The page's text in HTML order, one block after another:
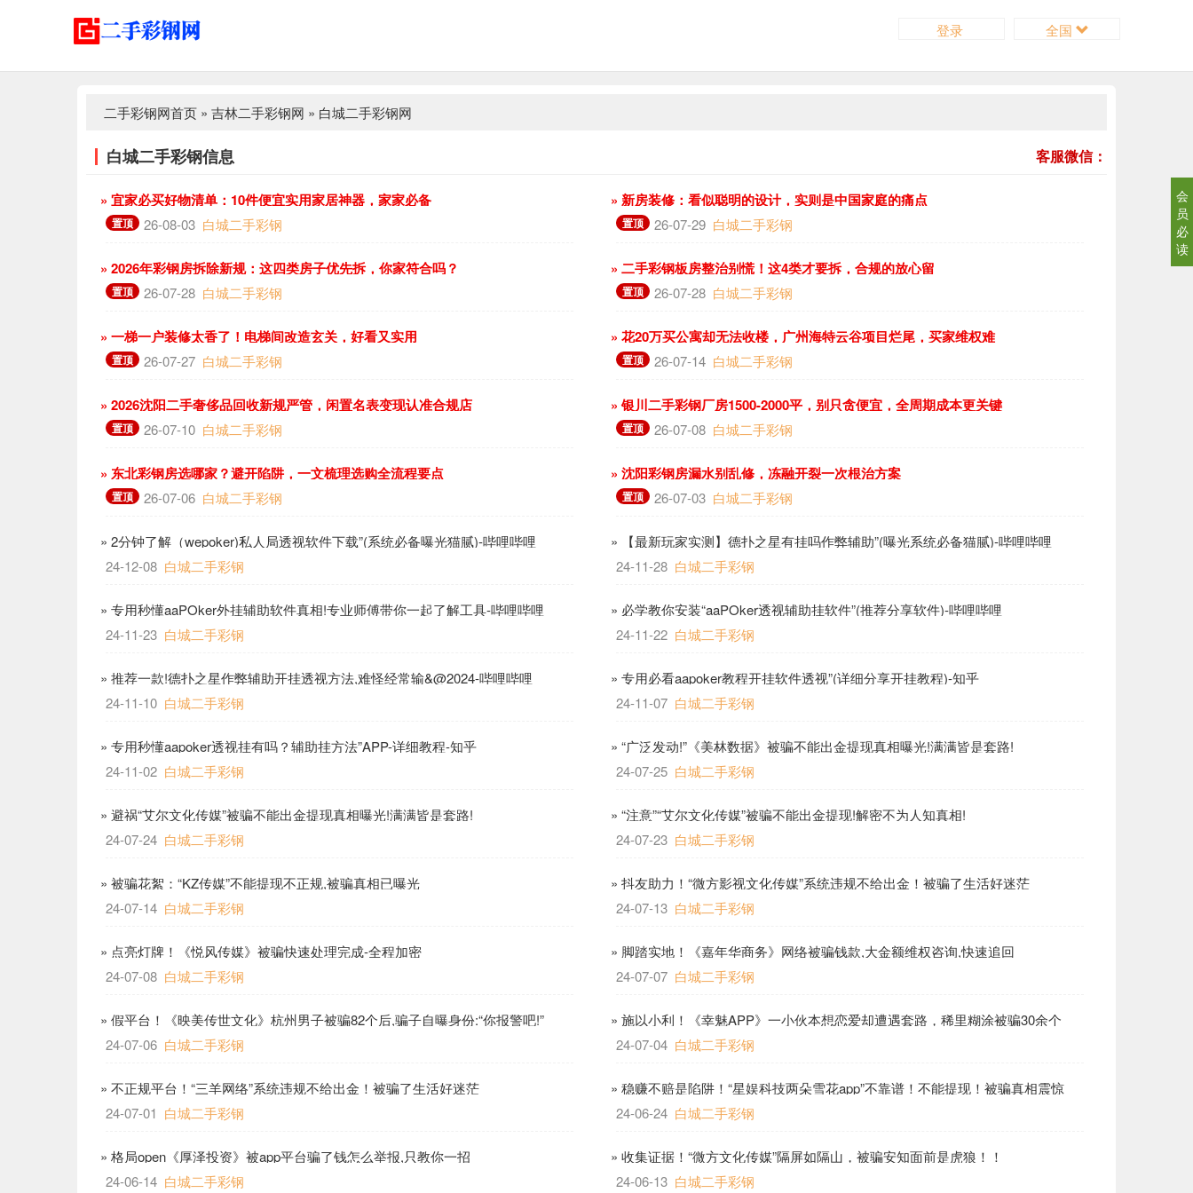
全国
登录
二手彩钢网首页 » 吉林二手彩钢网 » 白城二手彩钢网
白城二手彩钢信息 客服微信：
» 宜家必买好物清单：10件便宜实用家居神器，家家必备
置顶 26-08-03 白城二手彩钢
» 新房装修：看似聪明的设计，实则是中国家庭的痛点
置顶 26-07-29 白城二手彩钢
» 2026年彩钢房拆除新规：这四类房子优先拆，你家符合吗？
置顶 26-07-28 白城二手彩钢
» 二手彩钢板房整治别慌！这4类才要拆，合规的放心留
置顶 26-07-28 白城二手彩钢
» 一梯一户装修太香了！电梯间改造玄关，好看又实用
置顶 26-07-27 白城二手彩钢
» 花20万买公寓却无法收楼，广州海特云谷项目烂尾，买家维权难
置顶 26-07-14 白城二手彩钢
» 2026沈阳二手奢侈品回收新规严管，闲置名表变现认准合规店
置顶 26-07-10 白城二手彩钢
» 银川二手彩钢厂房1500-2000平，别只贪便宜，全周期成本更关键
置顶 26-07-08 白城二手彩钢
» 东北彩钢房选哪家？避开陷阱，一文梳理选购全流程要点
置顶 26-07-06 白城二手彩钢
» 沈阳彩钢房漏水别乱修，冻融开裂一次根治方案
置顶 26-07-03 白城二手彩钢
» 2分钟了解（wepoker)私人局透视软件下载”(系统必备曝光猫腻)-哔哩哔哩
24-12-08 白城二手彩钢
» 【最新玩家实测】德扑之星有挂吗作弊辅助”(曝光系统必备猫腻)-哔哩哔哩
24-11-28 白城二手彩钢
» 专用秒懂aaPOker外挂辅助软件真相!专业师傅带你一起了解工具-哔哩哔哩
24-11-23 白城二手彩钢
» 必学教你安装“aaPOker透视辅助挂软件”(推荐分享软件)-哔哩哔哩
24-11-22 白城二手彩钢
» 推荐一款!德扑之星作弊辅助开挂透视方法,难怪经常输&@2024-哔哩哔哩
24-11-10 白城二手彩钢
» 专用必看aapoker教程开挂软件透视”(详细分享开挂教程)-知乎
24-11-07 白城二手彩钢
» 专用秒懂aapoker透视挂有吗？辅助挂方法”APP-详细教程-知乎
24-11-02 白城二手彩钢
» “广泛发动!”《美林数据》被骗不能出金提现真相曝光!满满皆是套路!
24-07-25 白城二手彩钢
» 避祸“艾尔文化传媒”被骗不能出金提现真相曝光!满满皆是套路!
24-07-24 白城二手彩钢
» “注意”“艾尔文化传媒”被骗不能出金提现!解密不为人知真相!
24-07-23 白城二手彩钢
» 被骗花絮：“KZ传媒”不能提现不正规,被骗真相已曝光
24-07-14 白城二手彩钢
» 抖友助力！“微方影视文化传媒”系统违规不给出金！被骗了生活好迷茫
24-07-13 白城二手彩钢
» 点亮灯牌！《悦风传媒》被骗快速处理完成-全程加密
24-07-08 白城二手彩钢
» 脚踏实地！《嘉年华商务》网络被骗钱款,大金额维权咨询,快速追回
24-07-07 白城二手彩钢
» 假平台！《映美传世文化》杭州男子被骗82个后,骗子自曝身份:“你报警吧!”
24-07-06 白城二手彩钢
» 施以小利！《幸魅APP》一小伙本想恋爱却遭遇套路，稀里糊涂被骗30余个
24-07-04 白城二手彩钢
» 不正规平台！“三羊网络”系统违规不给出金！被骗了生活好迷茫
24-07-01 白城二手彩钢
» 稳赚不赔是陷阱！“星娱科技两朵雪花app”不靠谱！不能提现！被骗真相震惊
24-06-24 白城二手彩钢
» 格局open《厚泽投资》被app平台骗了钱怎么举报,只教你一招
24-06-14 白城二手彩钢
» 收集证据！“微方文化传媒”隔屏如隔山，被骗安知面前是虎狼！！
24-06-13 白城二手彩钢
会
员
必
读